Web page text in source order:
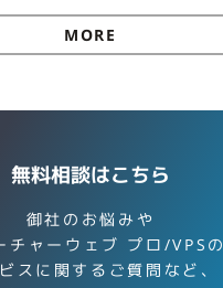
MORE
無料相談はこちら
御社のお悩みや
チャーウェブ プロ/VPSの
スに関するご質問など、